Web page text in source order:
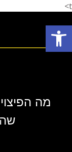
t>
מה
פתח סרגל